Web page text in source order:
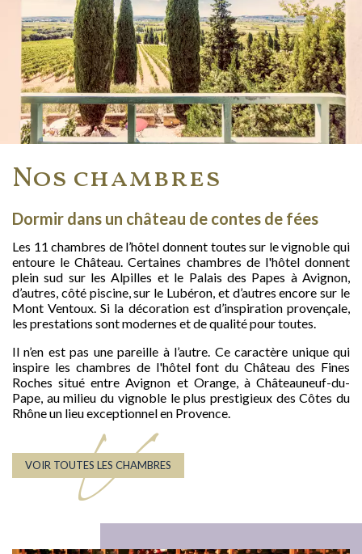
Nos chambres
Dormir dans un château de contes de fées
Les 11 chambres de l’hôtel donnent toutes sur le vignoble qui
entoure le Château. Certaines chambres de l'hôtel donnent
plein sud sur les Alpilles et le Palais des Papes à Avignon,
d’autres, côté piscine, sur le Lubéron, et d’autres encore sur le
Mont Ventoux. Si la décoration est d’inspiration provençale,
les prestations sont modernes et de qualité pour toutes.
Il n’en est pas une pareille à l’autre. Ce caractère unique qui
inspire les chambres de l'hôtel font du Château des Fines
Roches situé entre Avignon et Orange, à Châteauneuf-du-
Pape, au milieu du vignoble le plus prestigieux des Côtes du
Rhône un lieu exceptionnel en Provence.
V
VOIR TOUTES LES CHAMBRES